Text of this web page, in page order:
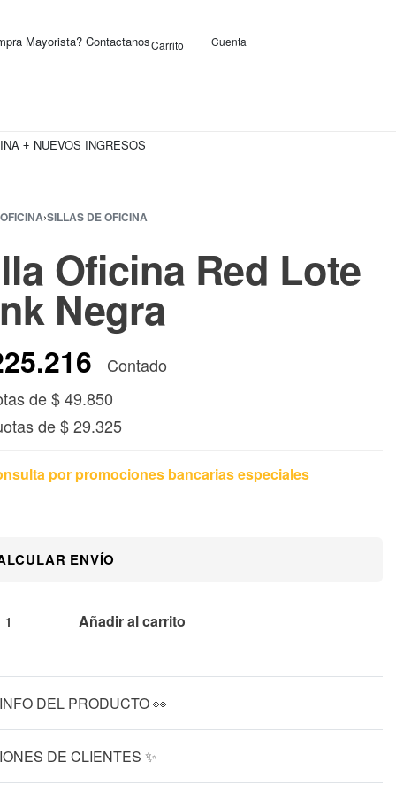
Mayorista? ContactanosCarrito Cuenta
NUEVOS INGRESOS
OFICINA›SILLAS DE OFICINA
Oficina Red Lote
Negra
Contado
de$49.850
de$29.325
por promociones bancarias especiales
ENVÍO
Añadir al carrito
DEL PRODUCTO 👀
DE CLIENTES ✨